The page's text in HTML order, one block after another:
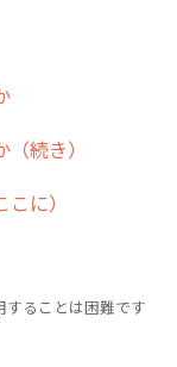
続き）
に）
ることは困難です